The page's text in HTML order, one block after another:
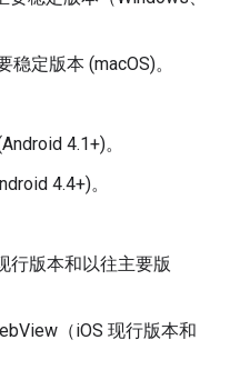
定版本 (macOS)。
4.1+)。
4.4+)。
行版本和以往主要版
（iOS 现行版本和